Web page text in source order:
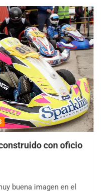
con oficio
buena imagen en el